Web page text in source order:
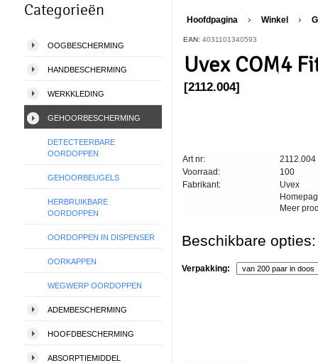
Categorieën
OOGBESCHERMING
HANDBESCHERMING
WERKKLEDING
GEHOORBESCHERMING
DETECTEERBARE
OORDOPPEN
GEHOORBEUGELS
HERBRUIKBARE
OORDOPPEN
OORDOPPEN IN DISPENSER
OORKAPPEN
WEGWERP OORDOPPEN
ADEMBESCHERMING
HOOFDBESCHERMING
ABSORPTIEMIDDEL
Hoofdpagina Winkel
EAN: 4031101340593
Uvex COM4
[2112.004]
Art nr:
Voorraad:
Fabrikant:
2112.004
100
Uvex
Meer
Beschikbare opties:
Verpakking: